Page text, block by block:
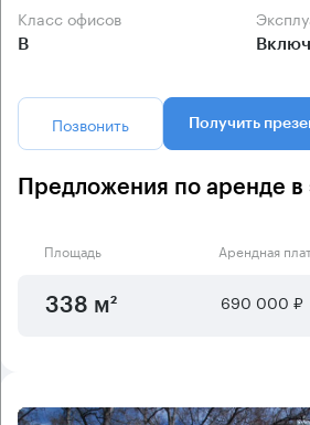
Класс офисов
B
Позвонить Получить
Предложения по аренде
Площадь Арендная
338 м² 690 000 ₽